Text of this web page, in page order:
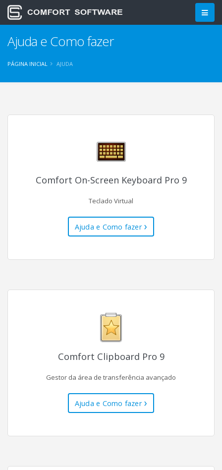
Ajuda e Como fazer
PÁGINA INICIAL AJUDA
Comfort On-Screen Keyboard Pro 9
Teclado Virtual
Ajuda e Como fazer
Comfort Clipboard Pro 9
Gestor da área de transferência avançado
Ajuda e Como fazer